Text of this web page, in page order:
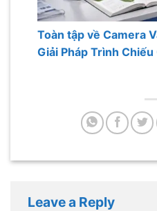
Toàn tập về Camera
Giải Pháp Trình
Leave a Reply